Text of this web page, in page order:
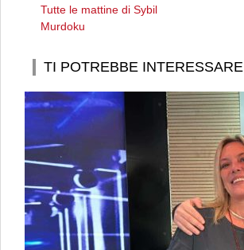
Tutte le mattine di Sybil
Murdoku
TI POTREBBE INTERESSARE